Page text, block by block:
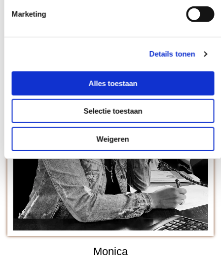
Marketing
Details tonen
Alles toestaan
Selectie toestaan
Weigeren
Monica